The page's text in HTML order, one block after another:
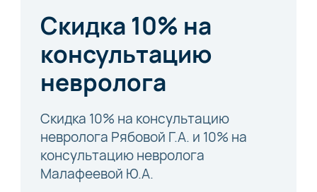
Скидка 10% на
консультацию
невролога
Скидка 10% на консультацию
невролога Рябовой Г.А. и 10% на
консультацию невролога
Малафеевой Ю.А.